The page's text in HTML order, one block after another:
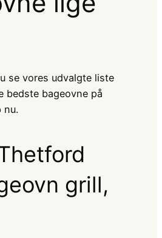
se vores udvalgte liste
bedste bageovne på
nu.
grill,